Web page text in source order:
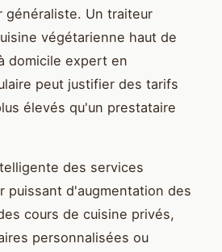
généraliste. Un traiteur
végétarienne haut de
domicile expert en
peut justifier des tarifs
élevés qu'un prestataire
des services
puissant d'augmentation des
cours de cuisine privés,
personnalisées ou